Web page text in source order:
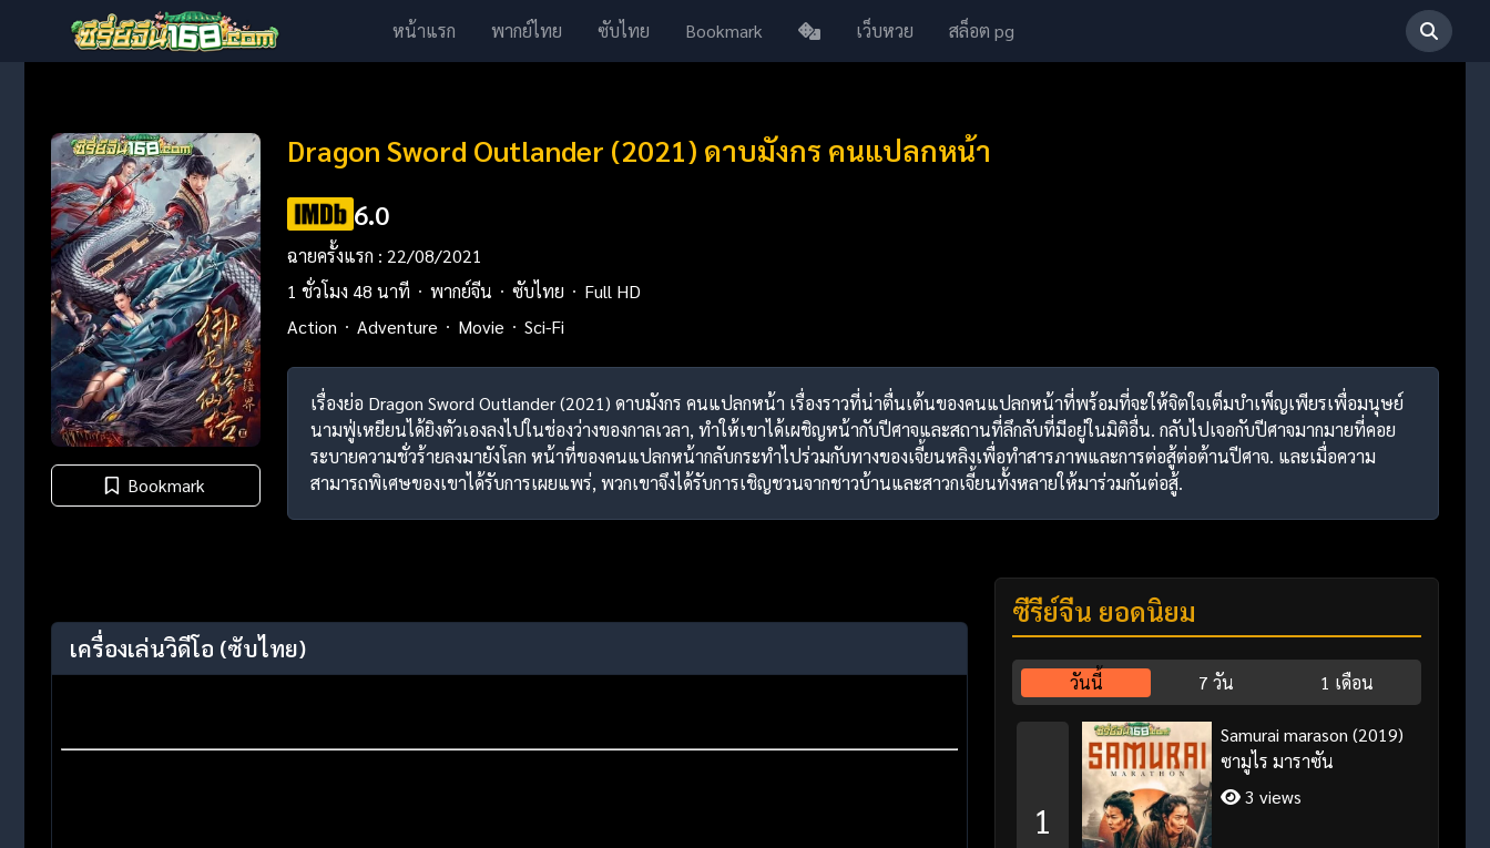
หน้าแรก พากย์ไทย ซับไทย Bookmark เว็บหวย สล็อต pg
Bookmark
Dragon Sword Outlander (2021) ดาบมังกร คนแปลกหน้า
6.0
ฉายครั้งแรก : 22/08/2021
1 ชั่วโมง 48 นาที
พากย์จีน ซับไทย
Full HD
Action
Adventure Movie Sci-Fi
เรื่องย่อ Dragon Sword Outlander (2021) ดาบมังกร คนแปลกหน้า เรื่องราวที่น่าตื่นเต้นของคนแปลกหน้าที่พร้อมที่จะให้จิตใจเต็มบำเพ็ญเพียรเพื่อมนุษย์
นามฟู่เหยียนได้ยิงตัวเองลงไปในช่องว่างของกาลเวลา, ทำให้เขาได้เผชิญหน้ากับปีศาจและสถานที่ลึกลับที่มีอยู่ในมิติอื่น. กลับไปเจอกับปีศาจมากมายที่คอย
ระบายความชั่วร้ายลงมายังโลก หน้าที่ของคนแปลกหน้ากลับกระทำไปร่วมกับทางของเจี้ยนหลิงเพื่อทำสารภาพและการต่อสู้ต่อต้านปีศาจ. และเมื่อความ
สามารถพิเศษของเขาได้รับการเผยแพร่, พวกเขาจึงได้รับการเชิญชวนจากชาวบ้านและสาวกเจี้ยนทั้งหลายให้มาร่วมกันต่อสู้.
เครื่องเล่นวิดีโอ (ซับไทย)
ซีรี่ย์จีน ยอดนิยม
วันนี้ 7 วัน 1 เดือน
1
Samurai marason (2019)
ซามูไร มาราซัน
3 views